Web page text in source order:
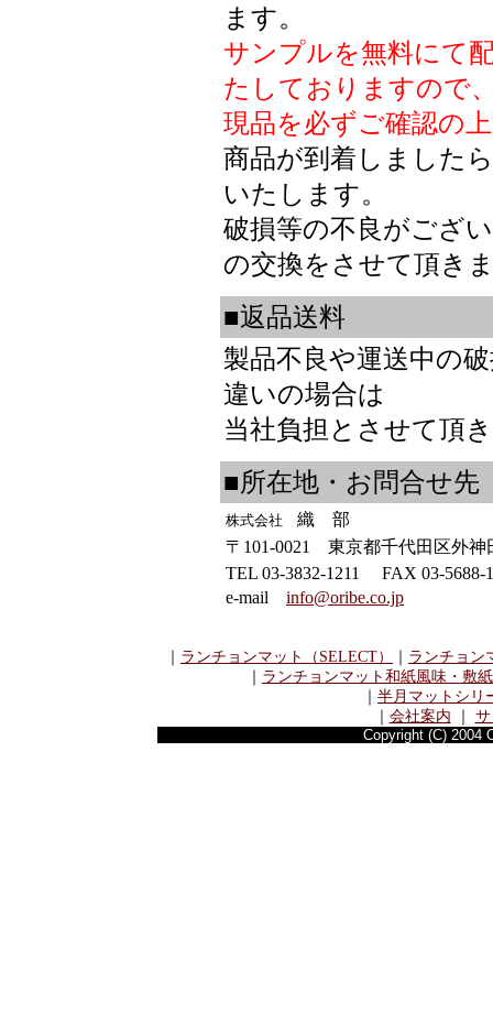
ます。
サンプルを無料にて
たしておりますので
現品を必ずご確認の
商品が到着しました
いたします。
破損等の不良がござ
の交換をさせて頂き
■返品送料
製品不良や運送中の
違いの場合は
当社負担とさせて頂
■所在地・お問合せ先
株式会社 織 部
〒101-0021 東京都千代田区外神
TEL 03-3832-1211 FAX 03-5688-
e-mail info@oribe.co.jp
ランチョンマット（SELECT）
ランチョン
ランチョンマット和紙風味・敷紙
半月マットシリ
会社案内
Copyright (C) 2004